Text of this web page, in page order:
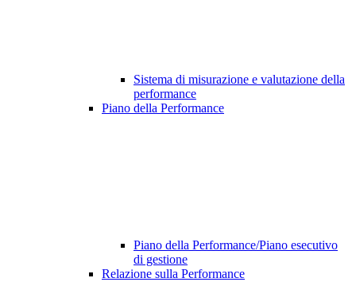
Sistema di misurazione e valutazione della
performance
Piano della Performance
Piano della Performance/Piano esecutivo
di gestione
Relazione sulla Performance